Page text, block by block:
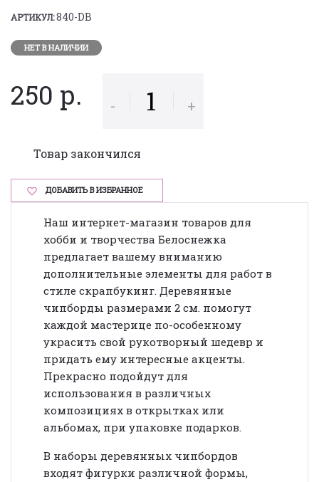
АРТИКУЛ:840-DB
НЕТ В НАЛИЧИИ
250 р. - +
Товар закончился
ДОБАВИТЬ В ИЗБРАННОЕ
Наш интернет-магазин товаров для
хобби и творчества Белоснежка
предлагает вашему вниманию
дополнительные элементы для работ в
стиле скрапбукинг. Деревянные
чипборды размерами 2 см. помогут
каждой мастерице по-особенному
украсить свой рукотворный шедевр и
придать ему интересные акценты.
Прекрасно подойдут для
использования в различных
композициях в открытках или
альбомах, при упаковке подарков.
В наборы деревянных чипбордов
входят фигурки различной формы,